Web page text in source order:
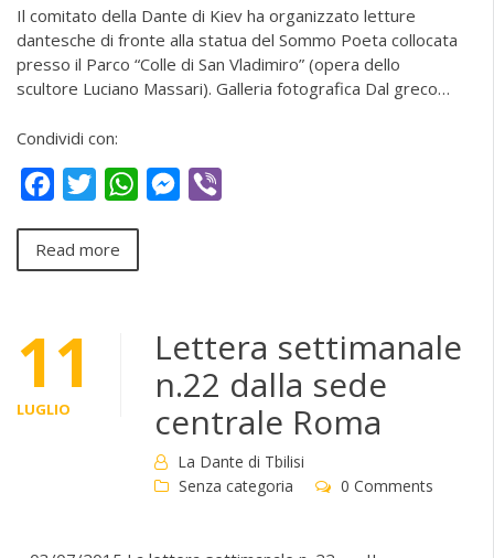
Il comitato della Dante di Kiev ha organizzato letture
dantesche di fronte alla statua del Sommo Poeta collocata
presso il Parco “Colle di San Vladimiro” (opera dello
scultore Luciano Massari). Galleria fotografica Dal greco…
Condividi con:
FacebookTwitterWhatsAppMessenger
Read more
11
LUGLIO
Lettera settimanale
n.22 dalla sede
centrale Roma
La Dante di Tbilisi
Senza categoria
0 Comments